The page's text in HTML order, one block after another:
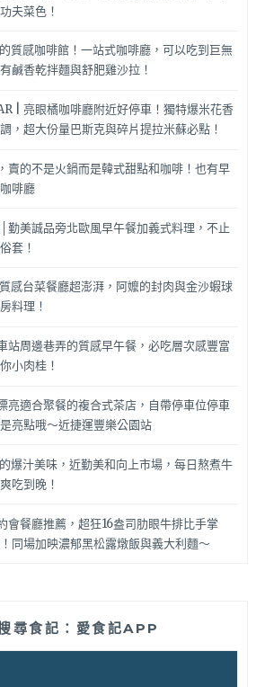
夫菜色！
質感咖啡館！一站式咖啡廳，可以吃到巨無
鹹香乾拌麵與舒肥雞沙拉！
| 亮眼橘咖啡廳附近好停車！獨特爆米花香
，超大份量巴斯克與碎片提拉米蘇必點！
賣的不是火鍋而是韓式甜點和咖啡！也有早
啡廳
美誠品旁北歐風早午餐加義式料理，不止
套！
感台菜餐廳超澎湃，阿嬤的封肉與金沙蝦球
料理！
站周邊巷弄的質感早午餐，必吃層次感豐富
小肉桂！
亮適合聚餐的複合式茶店，自帶停車位停車
亮點哦～近捷運豐樂公園站
爆汁美味，近勤美和向上市場，每日熬煮牛
吃到晚！
會餐廳推薦，超狂16盎司肋眼牛排比手掌
同場加映濃郁黑松露燉飯與義大利麵～
尋食記：愛食記APP